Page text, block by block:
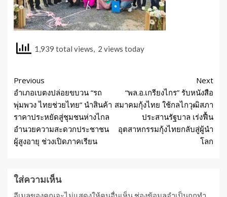
1,939 total views, 2 views today
Previous
อำเภอเบตงปล่อยขบวน “รถ
พุ่มพวง ไทยช่วยไทย” นำสินค้า
ราคาประหยัดสู่ชุมชนห่างไกล
อำนวยความสะดวกประชาชน
ผู้สูงอายุ ช่วงเปิดภาคเรียน
Next
“พล.อ.เกรียงไกร” รับหนังสือ
สมาคมกุ้งไทย ใช้กลไกวุฒิสภา
ประสานรัฐบาล เร่งฟื้น
อุตสาหกรรมกุ้งไทยกลับสู่ผู้นำ
โลก
ใส่ความเห็น